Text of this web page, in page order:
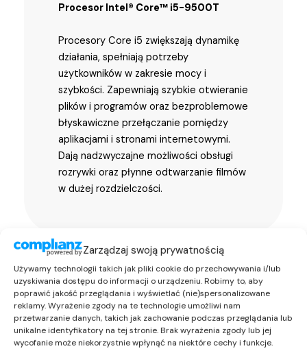
Zarządzaj swoją prywatnością
Używamy technologii takich jak pliki cookie do przechowywania i/lub
uzyskiwania dostępu do informacji o urządzeniu. Robimy to, aby
poprawić jakość przeglądania i wyświetlać (nie)spersonalizowane
reklamy. Wyrażenie zgody na te technologie umożliwi nam
przetwarzanie danych, takich jak zachowanie podczas przeglądania lub
unikalne identyfikatory na tej stronie. Brak wyrażenia zgody lub jej
wycofanie może niekorzystnie wpłynąć na niektóre cechy i funkcje.
Procesor Intel® Core™ i5-9500T
Procesory Core i5 zwiększają dynamikę
działania, spełniają potrzeby
użytkowników w zakresie mocy i
szybkości. Zapewniają szybkie otwieranie
plików i programów oraz bezproblemowe
błyskawiczne przełączanie pomiędzy
aplikacjami i stronami internetowymi.
Dają nadzwyczajne możliwości obsługi
rozrywki oraz płynne odtwarzanie filmów
w dużej rozdzielczości.